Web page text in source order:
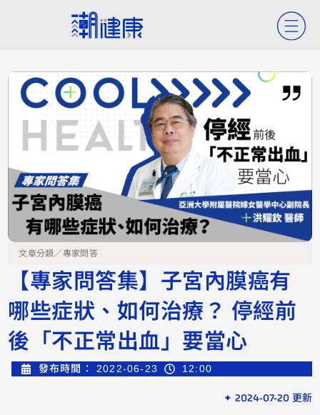
文章分類／專家問答
【專家問答集】子宮內膜癌有
哪些症狀、如何治療？ 停經前
後「不正常出血」要當心
發布時間： 2022-06-23 12:00
✦ 2024-07-20 更新